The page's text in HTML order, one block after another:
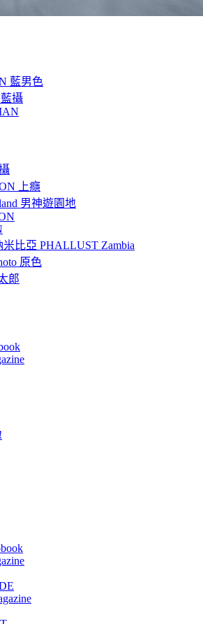
藍男色
攝
上癮
男神遊園地
米比亞 PHALLUST Zambia
原色
郎